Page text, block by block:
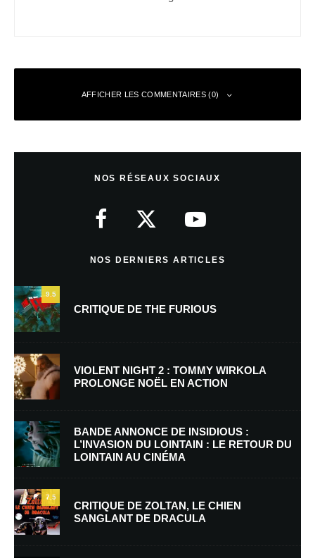
AFFICHER LES COMMENTAIRES (0)
Nom*
E-mail* Site web
Enregistrer mon nom, mon e-mail et mon site dans le navigateur pour
mon prochain commentaire.
NOS RÉSEAUX SOCIAUX
NOS DERNIERS ARTICLES
9.5
CRITIQUE DE THE FURIOUS
VIOLENT NIGHT 2 : TOMMY WIRKOLA
PROLONGE NOËL EN ACTION
BANDE ANNONCE DE INSIDIOUS :
L’INVASION DU LOINTAIN : LE RETOUR DU
LOINTAIN AU CINÉMA
7.5
CRITIQUE DE ZOLTAN, LE CHIEN
SANGLANT DE DRACULA